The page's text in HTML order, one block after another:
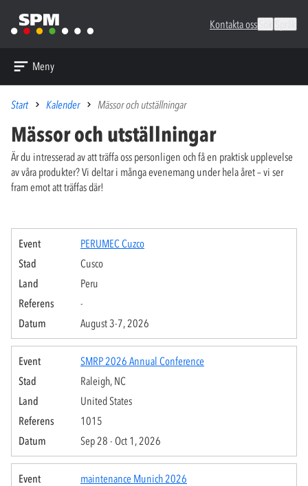
Kontakta oss
Meny
Start Kalender Mässor och utställningar
Mässor och utställningar
Är du intresserad av att träffa oss personligen och få en praktisk upplevelse
av våra produkter? Vi deltar i många evenemang under hela året – vi ser
fram emot att träffas där!
PERUMEC Cuzco
Cusco
Peru
-
August 3-7, 2026
SMRP 2026 Annual Conference
Raleigh, NC
United States
1015
Sep 28 - Oct 1, 2026
maintenance Munich 2026